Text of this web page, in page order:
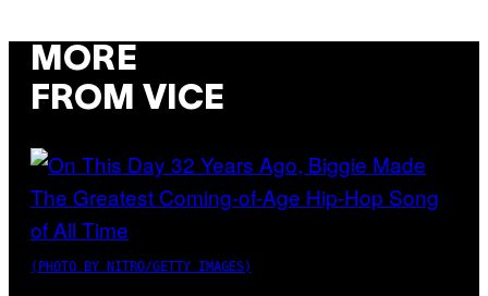
MORE
FROM VICE
(PHOTO BY NITRO/GETTY IMAGES)